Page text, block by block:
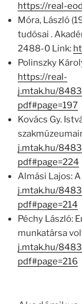
https://real-
Móra, László
tudósai .
2488-0 Link:
Polinszky
https://real-
j.mtak.hu/
pdf#page=197
Kovács Gy.
j.mtak.hu/
pdf#page=224
Almási Lajos:
j.mtak.hu/
pdf#page=214
Péchy László:
munkatársa
j.mtak.hu/
pdf#page=216